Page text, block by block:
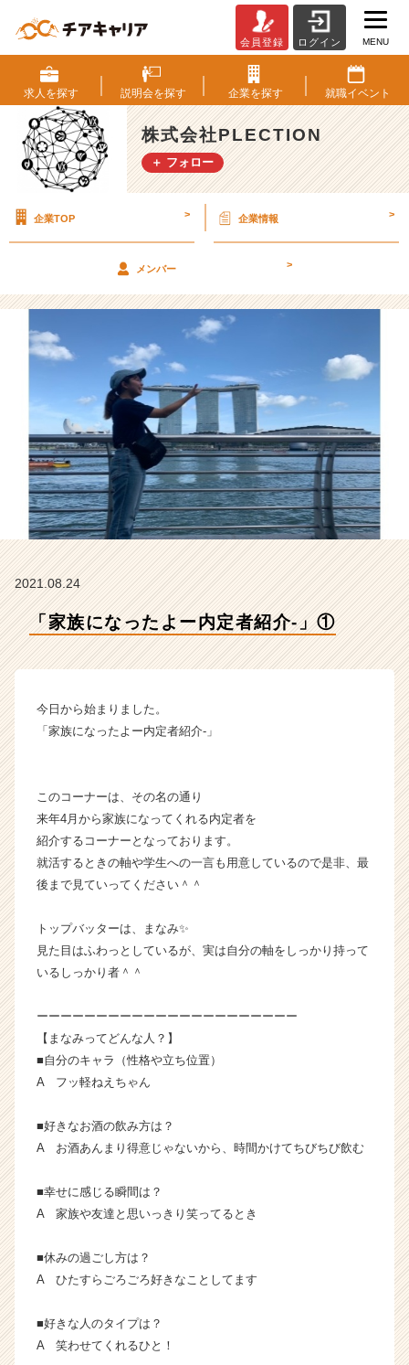
族
に
な
っ
た
よ
者
①
会
社
P
L
E
C
T
I
O
N
ラ
チ
成
長
企
業
ら
カ
ウ
就
活
サ
ト
チ
ャ
リ
h
e
C
会員登録 ログイン MENU
求人を探す 説明会を探す 企業を探す 就職イベント
株式会社PLECTION
＋ フォロー
企業TOP > 企業情報 >
メンバー >
2021.08.24
「家族になったよー内定者紹介‐」①
今日から始まりました。
「家族になったよー内定者紹介‐」
このコーナーは、その名の通り
来年4月から家族になってくれる内定者を
紹介するコーナーとなっております。
就活するときの軸や学生への一言も用意しているので是非、最
後まで見ていってください＾＾
トップバッターは、まなみ✨
見た目はふわっとしているが、実は自分の軸をしっかり持って
いるしっかり者＾＾
ーーーーーーーーーーーーーーーーーーーーーー
【まなみってどんな人？】
■自分のキャラ（性格や立ち位置）
A フッ軽ねえちゃん
■好きなお酒の飲み方は？
A お酒あんまり得意じゃないから、時間かけてちびちび飲む
■幸せに感じる瞬間は？
A 家族や友達と思いっきり笑ってるとき
■休みの過ごし方は？
A ひたすらごろごろ好きなことしてます
■好きな人のタイプは？
A 笑わせてくれるひと！